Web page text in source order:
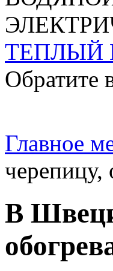
ТЕПЛЫЙ
Обратите
Главное
В